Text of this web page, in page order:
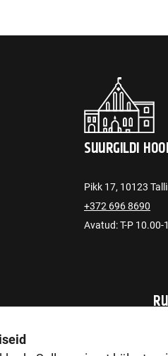
SUURGILDI
Pikk 17, 10123
+372 696 8690
Avatud: T-P 10.00-